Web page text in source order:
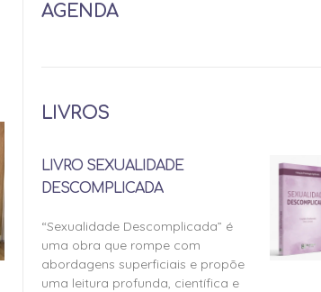
AGENDA
LIVROS
LIVRO SEXUALIDADE
DESCOMPLICADA
“Sexualidade Descomplicada” é
uma obra que rompe com
abordagens superficiais e propõe
uma leitura profunda, científica e